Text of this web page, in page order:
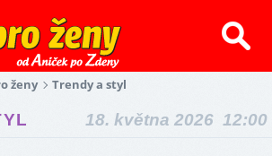
ženy Trendy a styl
18. května 2026 12:00